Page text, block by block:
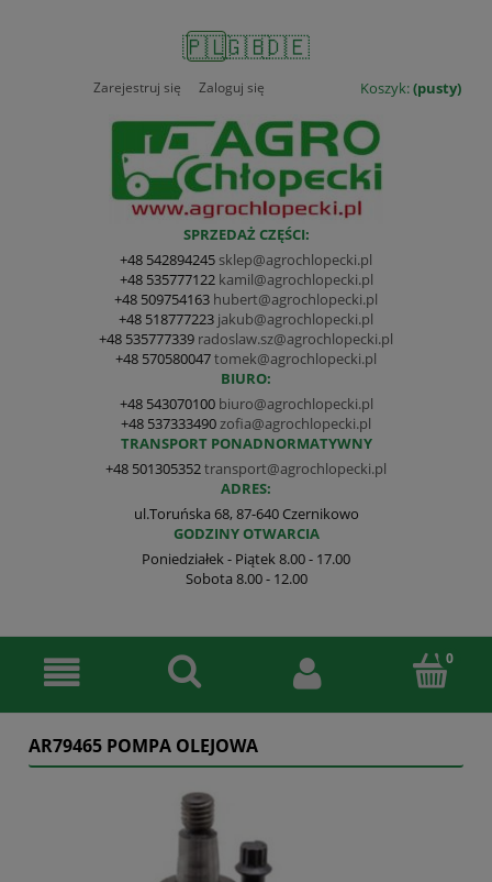
🇵🇱🇬🇧🇩🇪
Koszyk:(pusty)
Zarejestruj się Zaloguj się
SPRZEDAŻ CZĘŚCI:
+48 542894245 sklep@agrochlopecki.pl
+48 535777122 kamil@agrochlopecki.pl
+48 509754163 hubert@agrochlopecki.pl
+48 518777223 jakub@agrochlopecki.pl
+48 535777339 radoslaw.sz@agrochlopecki.pl
+48 570580047tomek@agrochlopecki.pl
BIURO:
+48 543070100 biuro@agrochlopecki.pl
+48 537333490 zofia@agrochlopecki.pl
TRANSPORT PONADNORMATYWNY
+48 501305352transport@agrochlopecki.pl
ADRES:
ul.Toruńska 68, 87-640 Czernikowo
GODZINY OTWARCIA
Poniedziałek - Piątek 8.00 - 17.00
Sobota 8.00 - 12.00
AR79465 POMPA OLEJOWA